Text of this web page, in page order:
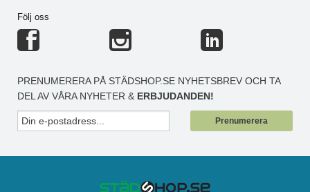
Följ oss
PRENUMERERA PÅ STÄDSHOP.SE NYHETSBREV OCH TA
DEL AV VÅRA NYHETER & ERBJUDANDEN!
Prenumerera